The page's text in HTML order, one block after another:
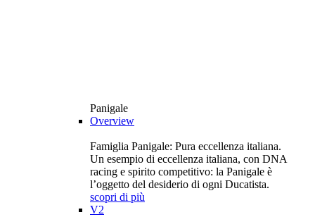
Panigale
Overview
Famiglia Panigale: Pura eccellenza italiana.
Un esempio di eccellenza italiana, con DNA
racing e spirito competitivo: la Panigale è
l’oggetto del desiderio di ogni Ducatista.
scopri di più
V2